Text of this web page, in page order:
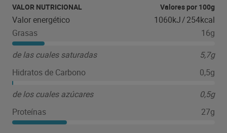
VALOR NUTRICIONAL Valores por 100g
Valor energético 1060kJ/254kcal
Grasas
16g
de las cuales saturadas
5,7g
Hidratos de Carbono
0,5g
de los cuales azúcares
0,5g
Proteínas
27g